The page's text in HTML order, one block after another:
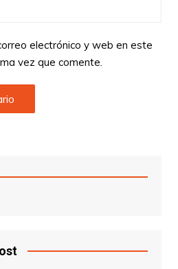
electrónico y web en este
vez que comente.